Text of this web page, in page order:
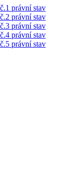
právní stav
právní stav
právní stav
právní stav
právní stav